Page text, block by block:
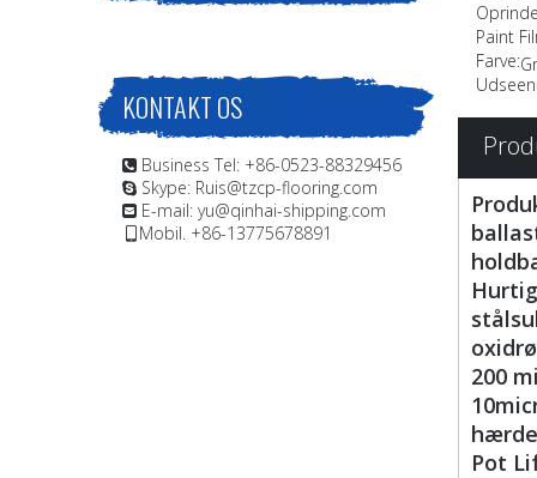
KONTAKT OS
 Business Tel: +86-0523-88329456
 Skype: Ruis@tzcp-flooring.com
 E-mail: yu@qinhai-shipping.com
Mobil. +86-13775678891
Paint
Farve:
200
Pot